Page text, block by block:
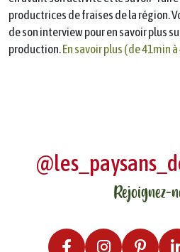
productrices de fraises de la région.
de son interview pour en savoir plus
production.En savoir plus ( de 41min
Rejoignez-